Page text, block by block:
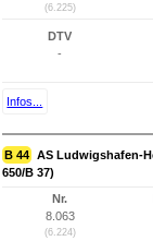
(6.225)
DTV
-
Infos...
B 44 AS Ludwigshafen-
650/B 37)
Nr.
8.063
(6.224)